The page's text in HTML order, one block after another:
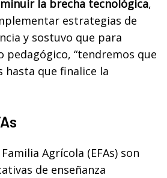
la brecha tecnológica,
estrategias de
y sostuvo que para
pedagógico, “tendremos que
que finalice la
Agrícola (EFAs) son
de enseñanza